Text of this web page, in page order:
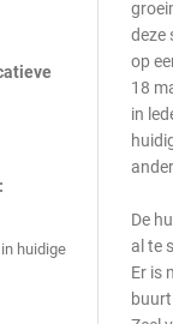
huidige
deze
op
18
in
De
al te
Er is
buurt